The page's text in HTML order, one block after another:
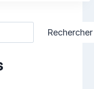
Rechercher